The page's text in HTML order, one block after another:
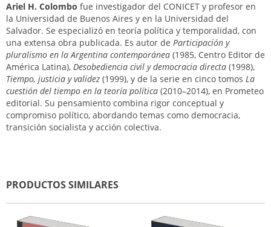
Ariel H. Colombo fue investigador del CONICET y profesor en
la Universidad de Buenos Aires y en la Universidad del
Salvador. Se especializó en teoría política y temporalidad, con
una extensa obra publicada. Es autor de Participación y
pluralismo en la Argentina contemporánea (1985, Centro Editor de
América Latina), Desobediencia civil y democracia directa (1998),
Tiempo, justicia y validez (1999), y de la serie en cinco tomos La
cuestión del tiempo en la teoría política (2010–2014), en Prometeo
editorial. Su pensamiento combina rigor conceptual y
compromiso político, abordando temas como democracia,
transición socialista y acción colectiva.
PRODUCTOS SIMILARES